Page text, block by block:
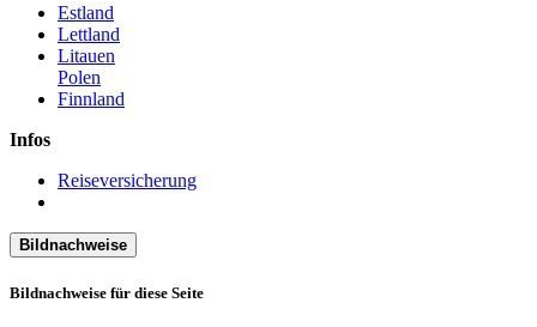
Estland
Lettland
Litauen
Polen
Finnland
Infos
Reiseversicherung
Bildnachweise
Bildnachweise für diese Seite